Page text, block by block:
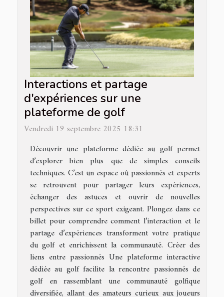
Interactions et partage
d'expériences sur une
plateforme de golf
Vendredi 19 septembre 2025 18:31
Découvrir une plateforme dédiée au golf permet
d’explorer bien plus que de simples conseils
techniques. C’est un espace où passionnés et experts
se retrouvent pour partager leurs expériences,
échanger des astuces et ouvrir de nouvelles
perspectives sur ce sport exigeant. Plongez dans ce
billet pour comprendre comment l’interaction et le
partage d’expériences transforment votre pratique
du golf et enrichissent la communauté. Créer des
liens entre passionnés Une plateforme interactive
dédiée au golf facilite la rencontre passionnés de
golf en rassemblant une communauté golfique
diversifiée, allant des amateurs curieux aux joueurs